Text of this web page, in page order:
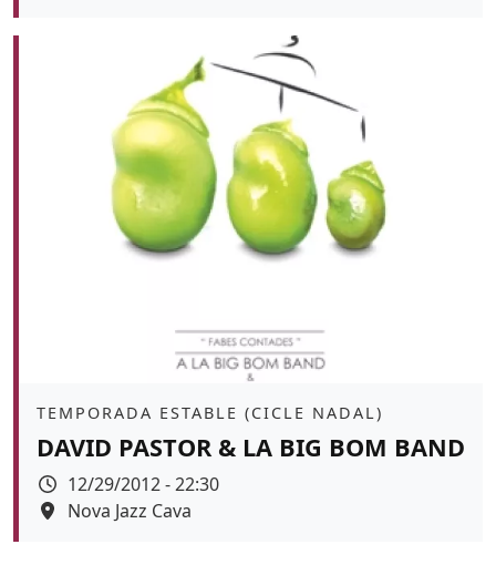
Àmbit
TEMPORADA ESTABLE (CICLE NADAL)
DAVID PASTOR & LA BIG BOM BAND
Data
12/29/2012 - 22:30
Espai
Nova Jazz Cava